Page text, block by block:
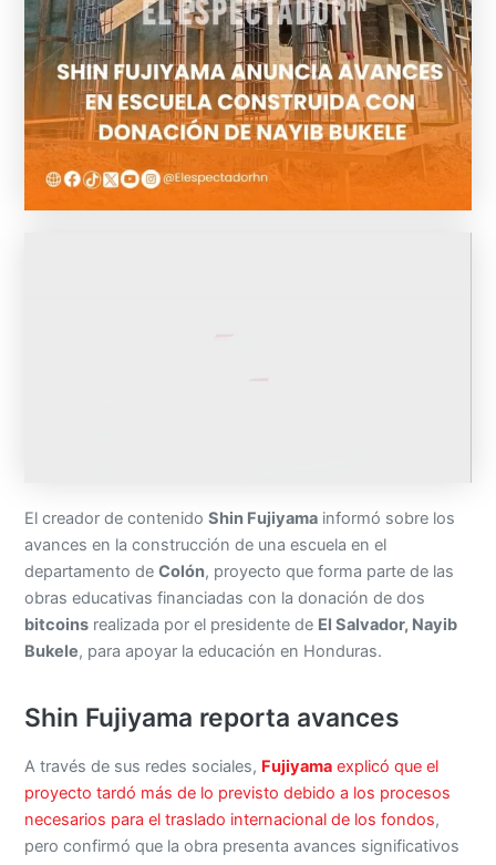
El creador de contenidoShin Fujiyama informó sobre los
avances en la construcción de una escuela en el
departamento deColón, proyecto que forma parte de las
obras educativas financiadas con la donación de dos
bitcoins realizada por el presidente de El Salvador, Nayib
Bukele, para apoyar la educación en Honduras.
Shin Fujiyama reporta avances
A través de sus redes sociales, Fujiyama explicó que el
proyecto tardó más de lo previsto debido a los procesos
necesarios para el traslado internacional de los fondos,
pero confirmó que la obra presenta avances significativos